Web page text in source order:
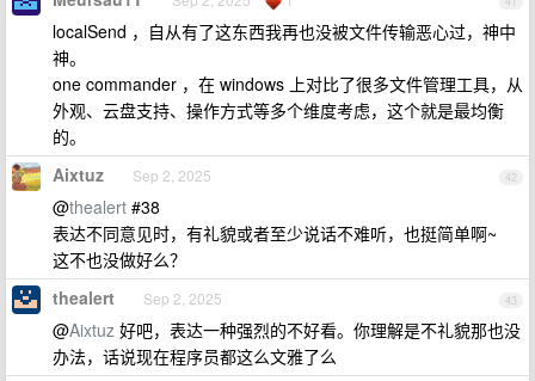
localSend ，自从有了这东西我再也没被文件传输恶心过，神中
神。
one commander ，在 windows 上对比了很多文件管理工具，从
外观、云盘支持、操作方式等多个维度考虑，这个就是最均衡
的。
42
Aixtuz Sep 2, 2025
@thealert #38
表达不同意见时，有礼貌或者至少说话不难听，也挺简单啊~
这不也没做好么？
43
thealert Sep 2, 2025
@Aixtuz 好吧，表达一种强烈的不好看。你理解是不礼貌那也没
办法，话说现在程序员都这么文雅了么